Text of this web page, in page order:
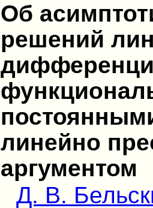
Об
решений
линейно
аргументом
Д. В.